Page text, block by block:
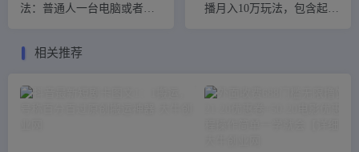
法：普通人一台电脑或者一
播月入10万玩法，包含起号
相关推荐